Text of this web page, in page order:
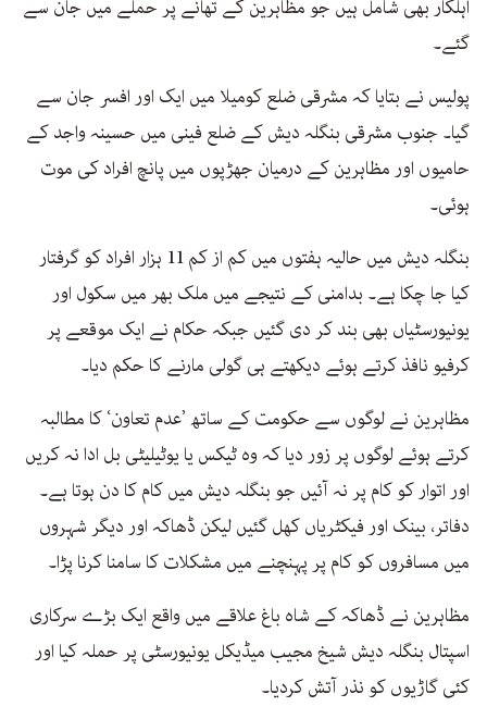
اہلکار بھی شامل ہیں جو مظاہرین کے تھانے پر حملے میں جان سے
گئے۔
پولیس نے بتایا کہ مشرقی ضلع کومیلا میں ایک اور افسر جان سے
گیا۔ جنوب مشرقی بنگلہ دیش کے ضلع فینی میں حسینہ واجد کے
حامیوں اور مظاہرین کے درمیان جھڑپوں میں پانچ افراد کی موت
ہوئی۔
بنگلہ دیش میں حالیہ ہفتوں میں کم از کم 11 ہزار افراد کو گرفتار
کیا جا چکا ہے۔ بدامنی کے نتیجے میں ملک بھر میں سکول اور
یونیورسٹیاں بھی بند کر دی گئیں جبکہ حکام نے ایک موقعے پر
کرفیو نافذ کرتے ہوئے دیکھتے ہی گولی مارنے کا حکم دیا۔
مظاہرین نے لوگوں سے حکومت کے ساتھ ’عدم تعاون‘ کا مطالبہ
کرتے ہوئے لوگوں پر زور دیا کہ وہ ٹیکس یا یوٹیلیٹی بل ادا نہ کریں
اور اتوار کو کام پر نہ آئیں جو بنگلہ دیش میں کام کا دن ہوتا ہے۔
دفاتر، بینک اور فیکٹریاں کھل گئیں لیکن ڈھاکہ اور دیگر شہروں
میں مسافروں کو کام پر پہنچنے میں مشکلات کا سامنا کرنا پڑا۔
مظاہرین نے ڈھاکہ کے شاہ باغ علاقے میں واقع ایک بڑے سرکاری
اسپتال بنگلہ دیش شیخ مجیب میڈیکل یونیورسٹی پر حملہ کیا اور
کئی گاڑیوں کو نذر آتش کردیا۔